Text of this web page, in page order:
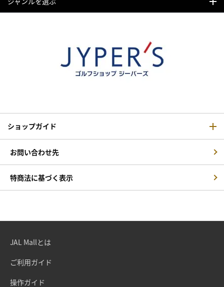
ショップガイド
お問い合わせ先
特商法に基づく表示
JAL Mallとは
ご利用ガイド
操作ガイド